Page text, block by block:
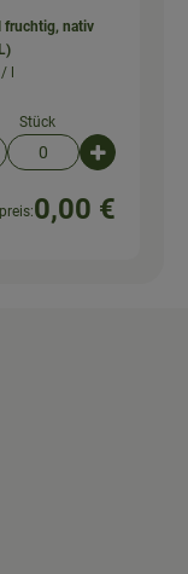
fruchtig, nativ
/ l
Stück
0,00 €